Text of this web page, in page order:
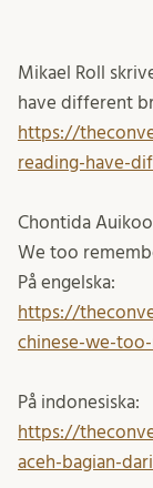
Mikael Roll
have different
https://
reading-have-
Chontida
We too
På engelska:
https://
chinese-we-
På indonesiska:
https://
aceh-bagian-